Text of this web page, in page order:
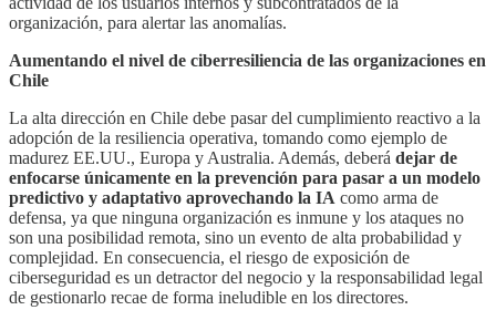
organización, para alertar las anomalías.
Aumentando el nivel de ciberresiliencia de las organizaciones en
Chile
La alta dirección en Chile debe pasar del cumplimiento reactivo a la
adopción de la resiliencia operativa, tomando como ejemplo de
madurez EE.UU., Europa y Australia. Además, deberá dejar de
enfocarse únicamente en la prevención para pasar a un modelo
predictivo y adaptativo aprovechando la IA como arma de
defensa, ya que ninguna organización es inmune y los ataques no
son una posibilidad remota, sino un evento de alta probabilidad y
complejidad. En consecuencia, el riesgo de exposición de
ciberseguridad es un detractor del negocio y la responsabilidad legal
de gestionarlo recae de forma ineludible en los directores.